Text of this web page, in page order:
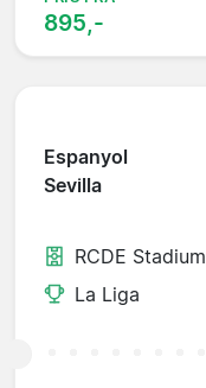
895,-
Espanyol
Sevilla
RCDE Stadium
La Liga